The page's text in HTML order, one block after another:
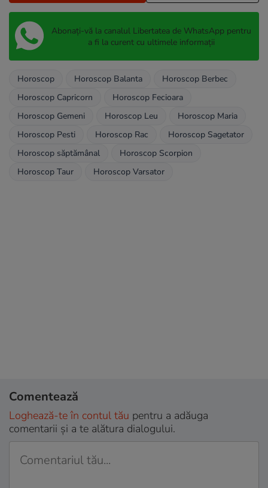
Abonați-vă la canalul Libertatea de WhatsApp pentru
a fi la curent cu ultimele informații
Horoscop Horoscop Balanta
Horoscop Berbec
Horoscop Capricorn
Horoscop Fecioara
Horoscop Gemeni
Horoscop Leu
Horoscop Maria
Horoscop Pesti
Horoscop Rac
Horoscop Sagetator
Horoscop săptămânal
Horoscop Scorpion
Horoscop Taur
Horoscop Varsator
Comentează
Loghează-te în contul tău pentru a adăuga
comentarii și a te alătura dialogului.